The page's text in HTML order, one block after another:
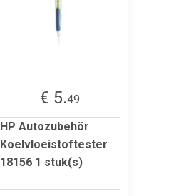
€ 5.49
HP Autozubehör
Koelvloeistoftester
18156 1 stuk(s)